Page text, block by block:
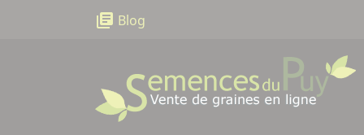
library_books Blog